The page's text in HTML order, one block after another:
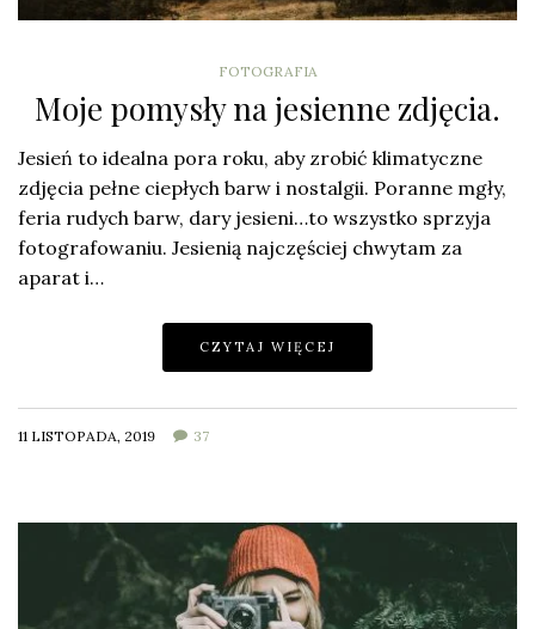
FOTOGRAFIA
Moje pomysły na jesienne zdjęcia.
Jesień to idealna pora roku, aby zrobić klimatyczne
zdjęcia pełne ciepłych barw i nostalgii. Poranne mgły,
feria rudych barw, dary jesieni…to wszystko sprzyja
fotografowaniu. Jesienią najczęściej chwytam za
aparat i…
CZYTAJ WIĘCEJ
11 LISTOPADA, 2019 37